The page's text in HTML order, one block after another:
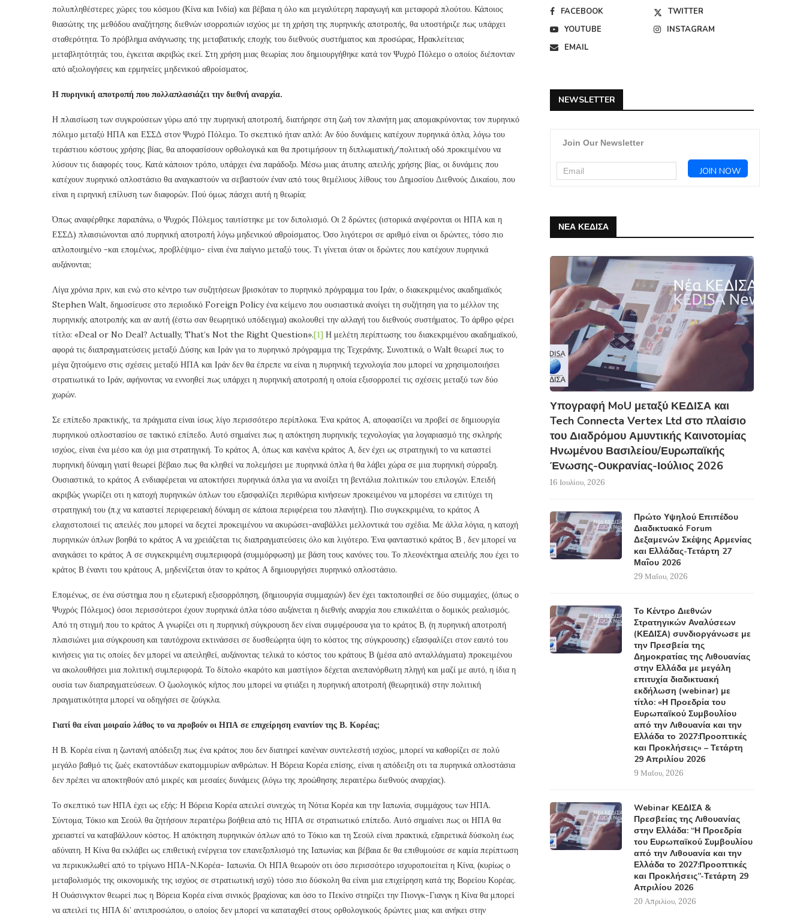
πολυπληθέστερες χώρες του κόσμου (Κίνα και Ινδία) και βέβαια η όλο και μεγαλύτερη παραγωγή και μεταφορά πλούτου. Κάποιος
θιασώτης της μεθόδου αναζήτησης διεθνών ισορροπιών ισχύος με τη χρήση της πυρηνικής αποτροπής, θα υποστήριζε πως υπάρχει
σταθερότητα. Το πρόβλημα ανάγνωσης της μεταβατικής εποχής του διεθνούς συστήματος και προσώρας, Ηρακλείτειας
μεταβλητότητάς του, έγκειται ακριβώς εκεί. Στη χρήση μιας θεωρίας που δημιουργήθηκε κατά τον Ψυχρό Πόλεμο ο οποίος διέπονταν
από αξιολογήσεις και ερμηνείες μηδενικού αθροίσματος.
Η πυρηνική αποτροπή που πολλαπλασιάζει την διεθνή αναρχία.
Η πλαισίωση των συγκρούσεων γύρω από την πυρηνική αποτροπή, διατήρησε στη ζωή τον πλανήτη μας απομακρύνοντας τον πυρηνικό
πόλεμο μεταξύ ΗΠΑ και ΕΣΣΔ στον Ψυχρό Πόλεμο. Το σκεπτικό ήταν απλό: Αν δύο δυνάμεις κατέχουν πυρηνικά όπλα, λόγω του
τεράστιου κόστους χρήσης βίας, θα αποφασίσουν ορθολογικά και θα προτιμήσουν τη διπλωματική/πολιτική οδό προκειμένου να
λύσουν τις διαφορές τους. Κατά κάποιον τρόπο, υπάρχει ένα παράδοξο. Μέσω μιας άτυπης απειλής χρήσης βίας, οι δυνάμεις που
κατέχουν πυρηνικό οπλοστάσιο θα αναγκαστούν να σεβαστούν έναν από τους θεμέλιους λίθους του Δημοσίου Διεθνούς Δικαίου, που
είναι η ειρηνική επίλυση των διαφορών. Πού όμως πάσχει αυτή η θεωρία;
Όπως αναφέρθηκε παραπάνω, ο Ψυχρός Πόλεμος ταυτίστηκε με τον διπολισμό. Οι 2 δρώντες (ιστορικά ανφέρονται οι ΗΠΑ και η
ΕΣΣΔ) πλαισιώνονται από πυρηνική αποτροπή λόγω μηδενικού αθροίσματος. Όσο λιγότεροι σε αριθμό είναι οι δρώντες, τόσο πιο
απλοποιημένο -και επομένως, προβλέψιμο- είναι ένα παίγνιο μεταξύ τους. Τι γίνεται όταν οι δρώντες που κατέχουν πυρηνικά
αυξάνονται;
Λίγα χρόνια πριν, και ενώ στο κέντρο των συζητήσεων βρισκόταν το πυρηνικό πρόγραμμα του Ιράν, ο διακεκριμένος ακαδημαϊκός
Stephen Walt, δημοσίευσε στο περιοδικό Foreign Policy ένα κείμενο που ουσιαστικά ανοίγει τη συζήτηση για το μέλλον της
πυρηνικής αποτροπής και αν αυτή (έστω σαν θεωρητικό υπόδειγμα) ακολουθεί την αλλαγή του διεθνούς συστήματος. Το άρθρο φέρει
τίτλο: «Deal or No Deal? Actually, That’s Not the Right Question».[1] Η μελέτη περίπτωσης του διακεκριμένου ακαδημαϊκού,
αφορά τις διαπραγματεύσεις μεταξύ Δύσης και Ιράν για το πυρηνικό πρόγραμμα της Τεχεράνης. Συνοπτικά, ο Walt θεωρεί πως το
μέγα ζητούμενο στις σχέσεις μεταξύ ΗΠΑ και Ιράν δεν θα έπρεπε να είναι η πυρηνική τεχνολογία που μπορεί να χρησιμοποιήσει
στρατιωτικά το Ιράν, αφήνοντας να εννοηθεί πως υπάρχει η πυρηνική αποτροπή η οποία εξισορροπεί τις σχέσεις μεταξύ των δύο
χωρών.
Σε επίπεδο πρακτικής, τα πράγματα είναι ίσως λίγο περισσότερο περίπλοκα. Ένα κράτος Α, αποφασίζει να προβεί σε δημιουργία
πυρηνικού οπλοστασίου σε τακτικό επίπεδο. Αυτό σημαίνει πως η απόκτηση πυρηνικής τεχνολογίας για λογαριασμό της σκληρής
ισχύος, είναι ένα μέσο και όχι μια στρατηγική. Το κράτος Α, όπως και κανένα κράτος Α, δεν έχει ως στρατηγική το να καταστεί
πυρηνική δύναμη γιατί θεωρεί βέβαιο πως θα κληθεί να πολεμήσει με πυρηνικά όπλα ή θα λάβει χώρα σε μια πυρηνική σύρραξη.
Ουσιαστικά, το κράτος Α ενδιαφέρεται να αποκτήσει πυρηνικά όπλα για να ανοίξει τη βεντάλια πολιτικών του επιλογών. Επειδή
ακριβώς γνωρίζει οτι η κατοχή πυρηνικών όπλων του εξασφαλίζει περιθώρια κινήσεων προκειμένου να μπορέσει να επιτύχει τη
στρατηγική του (π.χ να καταστεί περιφερειακή δύναμη σε κάποια περιφέρεια του πλανήτη). Πιο συγκεκριμένα, το κράτος Α
ελαχιστοποιεί τις απειλές που μπορεί να δεχτεί προκειμένου να ακυρώσει-αναβάλλει μελλοντικά του σχέδια. Με άλλα λόγια, η κατοχή
πυρηνικών όπλων βοηθά το κράτος Α να χρειάζεται τις διαπραγματεύσεις όλο και λιγότερο. Ένα φανταστικό κράτος Β , δεν μπορεί να
αναγκάσει το κράτος Α σε συγκεκριμένη συμπεριφορά (συμμόρφωση) με βάση τους κανόνες του. Το πλεονέκτημα απειλής που έχει το
κράτος Β έναντι του κράτους Α, μηδενίζεται όταν το κράτος Α δημιουργήσει πυρηνικό οπλοστάσιο.
Επομένως, σε ένα σύστημα που η εξωτερική εξισορρόπηση, (δημιουργία συμμαχιών) δεν έχει τακτοποιηθεί σε δύο συμμαχίες, (όπως ο
Ψυχρός Πόλεμος) όσοι περισσότεροι έχουν πυρηνικά όπλα τόσο αυξάνεται η διεθνής αναρχία που επικαλέιται ο δομικός ρεαλισμός.
Από τη στιγμή που το κράτος Α γνωρίζει οτι η πυρηνική σύγκρουση δεν είναι συμφέρουσα για το κράτος Β, (η πυρηνική αποτροπή
πλαισιώνει μια σύγκρουση και ταυτόχρονα εκτινάσσει σε δυσθεώρητα ύψη το κόστος της σύγκρουσης) εξασφαλίζει στον εαυτό του
κινήσεις για τις οποίες δεν μπορεί να απειληθεί, αυξάνοντας τελικά το κόστος του κράτους Β (μέσα από ανταλλάγματα) προκειμένου
να ακολουθήσει μια πολιτική συμπεριφορά. Το δίπολο «καρότο και μαστίγιο» δέχεται ανεπανόρθωτη πληγή και μαζί με αυτό, η ίδια η
ουσία των διαπραγματεύσεων. Ο ζωολογικός κήπος που μπορεί να φτιάξει η πυρηνική αποτροπή (θεωρητικά) στην πολιτική
πραγματικότητα μπορεί να οδηγήσει σε ζούγκλα.
Γιατί θα είναι μοιραίο λάθος το να προβούν οι ΗΠΑ σε επιχείρηση εναντίον της Β. Κορέας;
Η Β. Κορέα είναι η ζωντανή απόδειξη πως ένα κράτος που δεν διατηρεί κανέναν συντελεστή ισχύος, μπορεί να καθορίζει σε πολύ
μεγάλο βαθμό τις ζωές εκατοντάδων εκατομμυρίων ανθρώπων. Η Βόρεια Κορέα επίσης, είναι η απόδειξη οτι τα πυρηνικά οπλοστάσια
δεν πρέπει να αποκτηθούν από μικρές και μεσαίες δυνάμεις (λόγω της προώθησης περαιτέρω διεθνούς αναρχίας).
Το σκεπτικό των ΗΠΑ έχει ως εξής: Η Βόρεια Κορέα απειλεί συνεχώς τη Νότια Κορέα και την Ιαπωνία, συμμάχους των ΗΠΑ.
Σύντομα, Τόκιο και Σεούλ θα ζητήσουν περαιτέρω βοήθεια από τις ΗΠΑ σε στρατιωτικό επίπεδο. Αυτό σημαίνει πως οι ΗΠΑ θα
χρειαστεί να καταβάλλουν κόστος. Η απόκτηση πυρηνικών όπλων από το Τόκιο και τη Σεούλ είναι πρακτικά, εξαιρετικά δύσκολη έως
αδύνατη. Η Κίνα θα εκλάβει ως επιθετική ενέργεια τον επανεξοπλισμό της Ιαπωνίας και βέβαια δε θα επιθυμούσε σε καμία περίπτωση
να περικυκλωθεί από το τρίγωνο ΗΠΑ-Ν.Κορέα- Ιαπωνία. Οι ΗΠΑ θεωρούν οτι όσο περισσότερο ισχυροποιείται η Κίνα, (κυρίως ο
μεταβολισμός της οικονομικής της ισχύος σε στρατιωτική ισχύ) τόσο πιο δύσκολη θα είναι μια επιχείρηση κατά της Βορείου Κορέας.
Η Ουάσινγκτον θεωρεί πως η Βόρεια Κορέα είναι σινικός βραχίονας και όσο το Πεκίνο στηρίζει την Πιονγκ-Γιανγκ η Κίνα θα μπορεί
να απειλεί τις ΗΠΑ δι’ αντιπροσώπου, ο οποίος δεν μπορεί να καταταχθεί στους ορθολογικούς δρώντες μιας και ανήκει στην
FACEBOOK
TWITTER
YOUTUBE
INSTAGRAM
EMAIL
NEWSLETTER
Join Our Newsletter
ΝΕΑ ΚΕΔΙΣΑ
Υπογραφή MoU μεταξύ ΚΕΔΙΣΑ και
Tech Connecta Vertex Ltd στο πλαίσιο
του Διαδρόμου Αμυντικής Καινοτομίας
Ηνωμένου Βασιλείου/Ευρωπαϊκής
Ένωσης-Ουκρανίας-Ιούλιος 2026
16 Ιουλίου, 2026
Πρώτο Υψηλού Επιπέδου
Διαδικτυακό Forum
Δεξαμενών Σκέψης Αρμενίας
και Ελλάδας-Τετάρτη 27
Μαΐου 2026
29 Μαΐου, 2026
Το Κέντρο Διεθνών
Στρατηγικών Αναλύσεων
(ΚΕΔΙΣΑ) συνδιοργάνωσε με
την Πρεσβεία της
Δημοκρατίας της Λιθουανίας
στην Ελλάδα με μεγάλη
επιτυχία διαδικτυακή
εκδήλωση (webinar) με
τίτλο: «Η Προεδρία του
Ευρωπαϊκού Συμβουλίου
από την Λιθουανία και την
Ελλάδα το 2027:Προοπτικές
και Προκλήσεις» – Τετάρτη
29 Απριλίου 2026
9 Μαΐου, 2026
Webinar ΚΕΔΙΣΑ &
Πρεσβείας της Λιθουανίας
στην Ελλάδα: “Η Προεδρία
του Ευρωπαϊκού Συμβουλίου
από την Λιθουανία και την
Ελλάδα το 2027:Προοπτικές
και Προκλήσεις”-Τετάρτη 29
Απριλίου 2026
20 Απριλίου, 2026